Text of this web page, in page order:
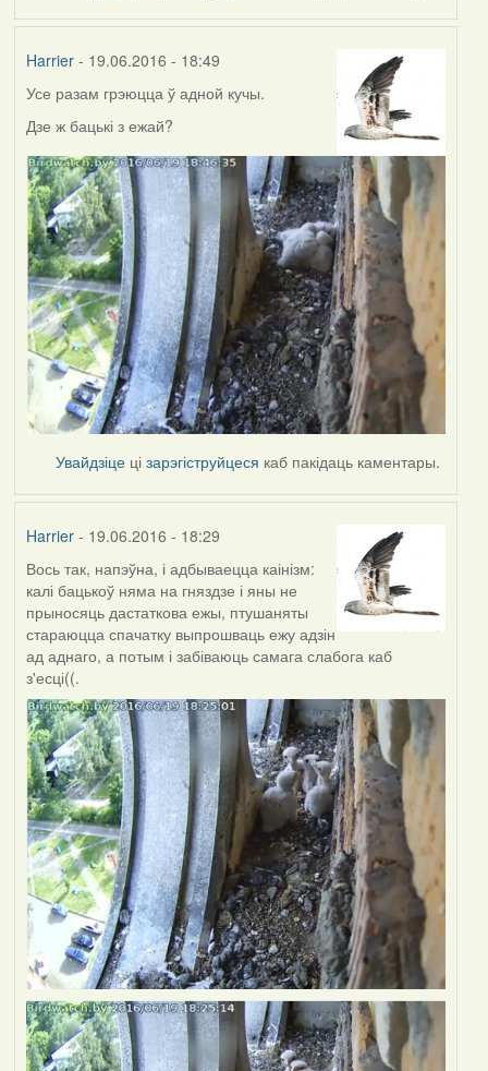
Harrier- 19.06.2016 - 18:49
Усе разам грэюцца ў адной кучы.
Дзе ж бацькі з ежай?
Увайдзіце цізарэгіструйцеся каб пакідаць каментары.
Harrier- 19.06.2016 - 18:29
Вось так, напэўна, і адбываецца каінізм:
калі бацькоў няма на гняздзе і яны не
прыносяць дастаткова ежы, птушаняты
стараюцца спачатку выпрошваць ежу адзін
ад аднаго, а потым і забіваюць самага слабога каб
з'есці((.